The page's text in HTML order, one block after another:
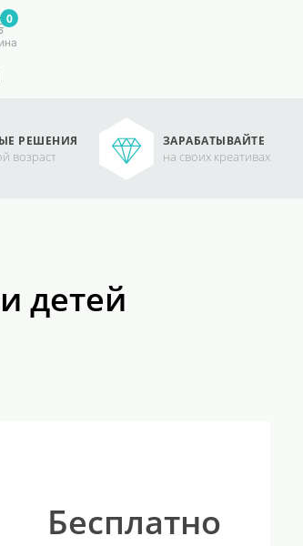
0
РЕШЕНИЯ
возраст
ЗАРАБАТЫВАЙТЕ
на своих креативах
детей
Бесплатно